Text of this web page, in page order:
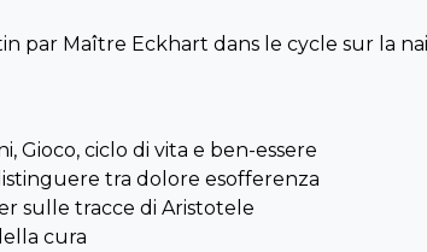
par Maître Eckhart dans le cycle sur la
Gioco, ciclo di vita e ben-essere
tra dolore esofferenza
sulle tracce di Aristotele
cura